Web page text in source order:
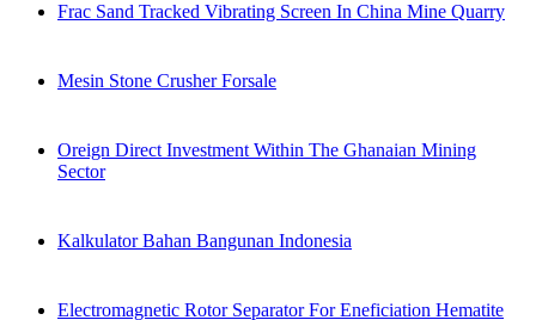
Frac Sand Tracked Vibrating Screen In China Mine Quarry
Mesin Stone Crusher Forsale
Oreign Direct Investment Within The Ghanaian Mining
Sector
Kalkulator Bahan Bangunan Indonesia
Electromagnetic Rotor Separator For Eneficiation Hematite